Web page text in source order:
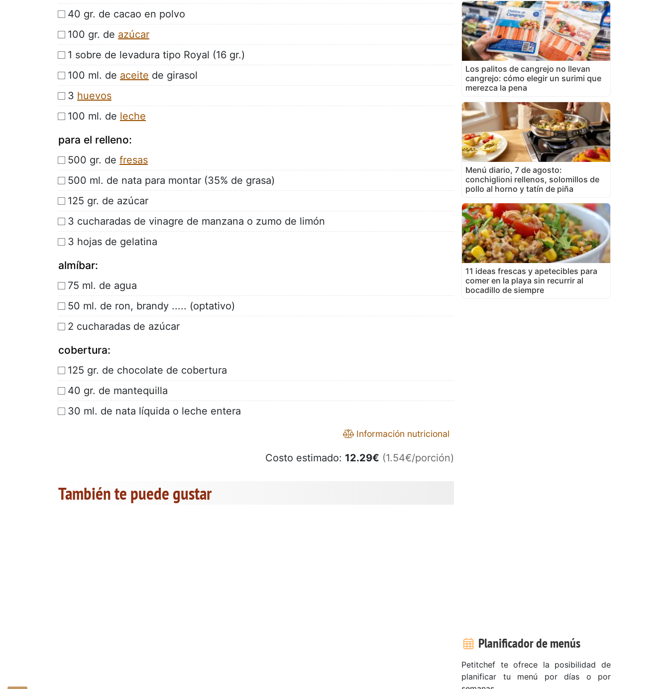
40 gr. de cacao en polvo
100 gr. de azúcar
1 sobre de levadura tipo Royal (16 gr.)
100 ml. de aceite de girasol
3 huevos
100 ml. de leche
para el relleno:
500 gr. de fresas
500 ml. de nata para montar (35% de grasa)
125 gr. de azúcar
3 cucharadas de vinagre de manzana o zumo de limón
3 hojas de gelatina
almíbar:
75 ml. de agua
50 ml. de ron, brandy ..... (optativo)
2 cucharadas de azúcar
cobertura:
125 gr. de chocolate de cobertura
40 gr. de mantequilla
30 ml. de nata líquida o leche entera
Información nutricional
Costo estimado: 12.29€ (1.54€/porción)
También te puede gustar
Los palitos de cangrejo no llevan
cangrejo: cómo elegir un surimi que
merezca la pena
Menú diario, 7 de agosto:
conchiglioni rellenos, solomillos de
pollo al horno y tatín de piña
11 ideas frescas y apetecibles para
comer en la playa sin recurrir al
bocadillo de siempre
Planificador de menús
Petitchef te ofrece la posibilidad de
planificar tu menú por días o por